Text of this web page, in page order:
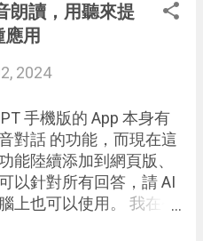
朗讀，用聽來提
用
2024
手機版的 App 本身有
對話 的功能，而現在這
能陸續添加到網頁版、
以針對所有回答，請 AI
上也可以使用。 我在今